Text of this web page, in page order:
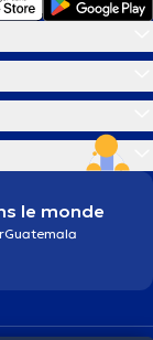
le monde
Guatemala